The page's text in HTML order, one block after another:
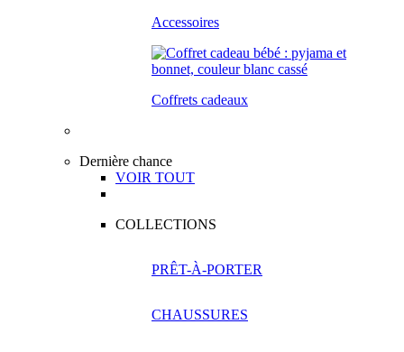
Accessoires
Coffrets cadeaux
Dernière chance
VOIR TOUT
COLLECTIONS
PRÊT-À-PORTER
CHAUSSURES